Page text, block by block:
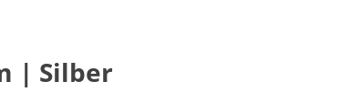
| Silber